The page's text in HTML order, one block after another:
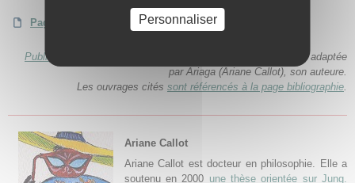
Page précédente Page suivante
Publié initialement dans le cadre d’une thèse
cette page a été adaptée
par Ariaga (Ariane Callot), son auteure.
Les ouvrages cités sont référencés à la page bibliographie.
Ariane Callot
Ariane Callot est docteur en philosophie. Elle a
soutenu en 2000 une thèse orientée sur Jung.
Personnaliser